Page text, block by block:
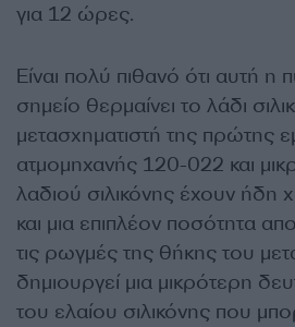
για 12 ώρες.
Είναι πολύ πιθανό ότι αυτή η
σημείο θερμαίνει το λάδι
μετασχηματιστή της πρώτης
ατμομηχανής 120-022 και
λαδιού σιλικόνης έχουν ήδη
και μια επιπλέον ποσότητα
τις ρωγμές της θήκης του
δημιουργεί μια μικρότερη
του ελαίου σιλικόνης που